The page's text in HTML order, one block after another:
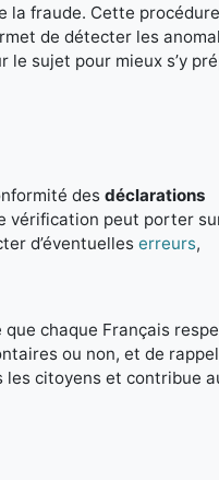
la fraude. Cette
de détecter les
le sujet pour mieux s’y
des déclarations
vérification peut porter
d’éventuelles erreurs,
chaque Français
ou non, et de
les citoyens et contribue